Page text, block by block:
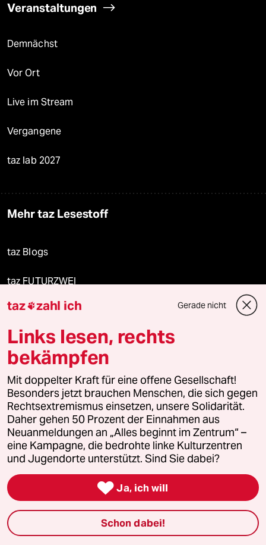
Veranstaltungen
Demnächst
Vor Ort
Live im Stream
Vergangene
taz lab 2027
Mehr taz Lesestoff
taz Blogs
taz FUTURZWEI
Le Monde diplomatique
taz Archiv
Mehr taz Angebote
Reisen
Kantine
Shop
Anzeigen
taz zahl ich Gerade nicht
Links lesen, rechts
bekämpfen
Mit doppelter Kraft für eine offene Gesellschaft!
Besonders jetzt brauchen Menschen, die sich gegen
Rechtsextremismus einsetzen, unsere Solidarität.
Daher gehen 50 Prozent der Einnahmen aus
Neuanmeldungen an „Alles beginnt im Zentrum“ –
eine Kampagne, die bedrohte linke Kulturzentren
und Jugendorte unterstützt. Sind Sie dabei?
 Ja, ich will
Schon dabei!